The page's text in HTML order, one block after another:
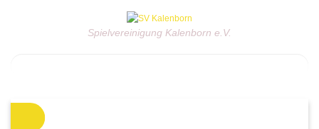
Spielvereinigung Kalenborn e.V.